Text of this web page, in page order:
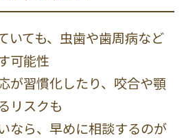
いても、虫歯や歯周病など
可能性
が習慣化したり、咬合や顎
リスクも
なら、早めに相談するのが